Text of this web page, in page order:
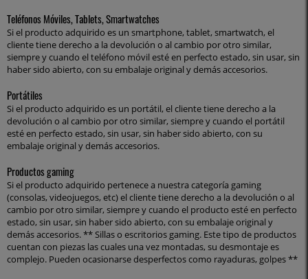
Teléfonos Móviles, Tablets, Smartwatches
Si el producto adquirido es un smartphone, tablet, smartwatch, el
cliente tiene derecho a la devolución o al cambio por otro similar,
siempre y cuando el teléfono móvil esté en perfecto estado, sin usar, sin
haber sido abierto, con su embalaje original y demás accesorios.
Portátiles
Si el producto adquirido es un portátil, el cliente tiene derecho a la
devolución o al cambio por otro similar, siempre y cuando el portátil
esté en perfecto estado, sin usar, sin haber sido abierto, con su
embalaje original y demás accesorios.
Productos gaming
Si el producto adquirido pertenece a nuestra categoría gaming
(consolas, videojuegos, etc) el cliente tiene derecho a la devolución o al
cambio por otro similar, siempre y cuando el producto esté en perfecto
estado, sin usar, sin haber sido abierto, con su embalaje original y
demás accesorios. ** Sillas o escritorios gaming. Este tipo de productos
cuentan con piezas las cuales una vez montadas, su desmontaje es
complejo. Pueden ocasionarse desperfectos como rayaduras, golpes **